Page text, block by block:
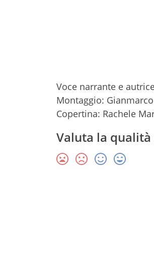
Voce narrante e
Montaggio: Gianmarco
Copertina: Rachele
Valuta la